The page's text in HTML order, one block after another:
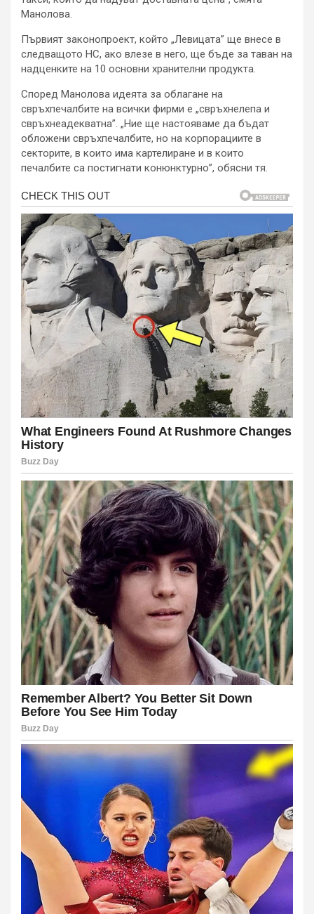
Манолова.
Първият законопроект, който „Левицата” ще внесе в
следващото НС, ако влезе в него, ще бъде за таван на
надценките на 10 основни хранителни продукта.
Според Манолова идеята за облагане на
свръхпечалбите на всички фирми е „свръхнелепа и
свръхнеадекватна”. „Ние ще настояваме да бъдат
обложени свръхпечалбите, но на корпорациите в
секторите, в които има картелиране и в които
печалбите са постигнати конюнктурно”, обясни тя.